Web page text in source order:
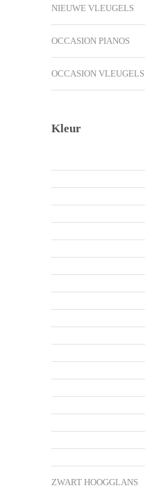
NIEUWE VLEUGELS
OCCASION PIANOS
OCCASION VLEUGELS
Kleur
ZWART HOOGGLANS